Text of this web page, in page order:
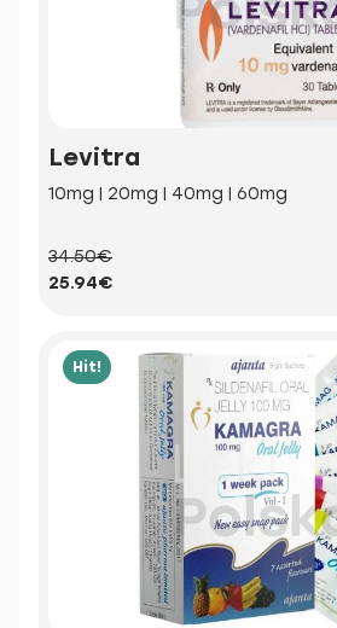
Levitra
10mg | 20mg | 40mg | 60mg
34.50€
25.94€
Hit!